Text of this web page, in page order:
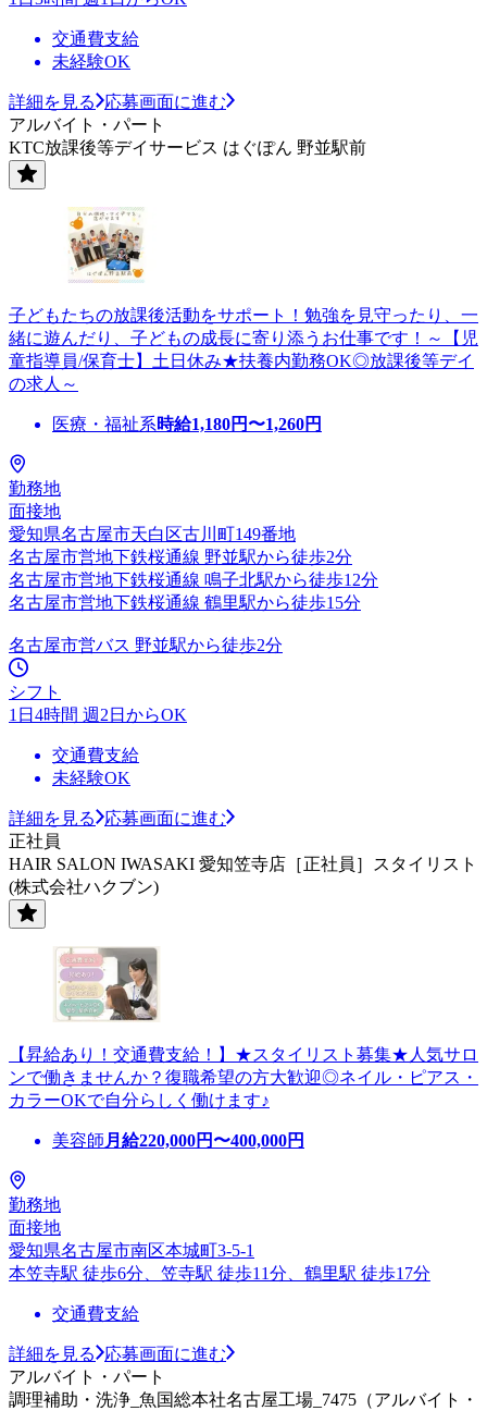
交通費支給
未経験OK
詳細を見る
応募画面に進む
アルバイト・パート
KTC放課後等デイサービス はぐぽん 野並駅前
子どもたちの放課後活動をサポート！勉強を見守ったり、一
緒に遊んだり、子どもの成長に寄り添うお仕事です！～【児
童指導員/保育士】土日休み★扶養内勤務OK◎放課後等デイ
の求人～
医療・福祉系時給1,180円〜1,260円
勤務地
面接地
愛知県名古屋市天白区古川町149番地
名古屋市営地下鉄桜通線 野並駅から徒歩2分
名古屋市営地下鉄桜通線 鳴子北駅から徒歩12分
名古屋市営地下鉄桜通線 鶴里駅から徒歩15分
名古屋市営バス 野並駅から徒歩2分
シフト
1日4時間 週2日からOK
交通費支給
未経験OK
詳細を見る
応募画面に進む
正社員
HAIR SALON IWASAKI 愛知笠寺店［正社員］スタイリスト
(株式会社ハクブン)
【昇給あり！交通費支給！】★スタイリスト募集★人気サロ
ンで働きませんか？復職希望の方大歓迎◎ネイル・ピアス・
カラーOKで自分らしく働けます♪
美容師 月給220,000円〜400,000円
勤務地
面接地
愛知県名古屋市南区本城町3-5-1
本笠寺駅 徒歩6分、笠寺駅 徒歩11分、鶴里駅 徒歩17分
交通費支給
詳細を見る
応募画面に進む
アルバイト・パート
調理補助・洗浄_魚国総本社名古屋工場_7475（アルバイト・